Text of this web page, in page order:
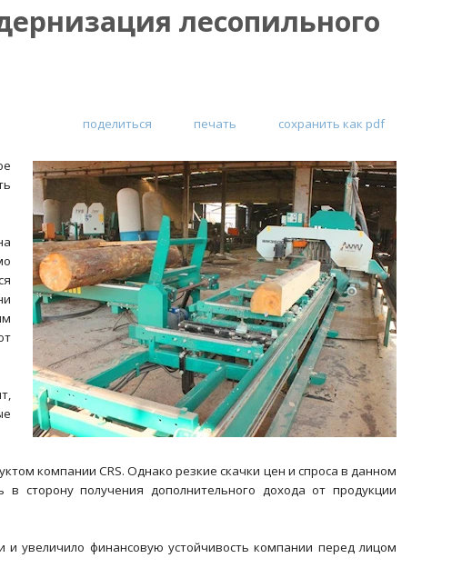
лесопильного
поделиться печать сохранить как pdf
компании CRS. Однако резкие скачки цен и спроса в данном
сторону получения дополнительного дохода от продукции
увеличило финансовую устойчивость компании перед лицом